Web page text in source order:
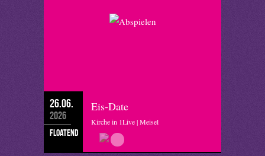
26.06.
2026
floatend
Eis-Date
Kirche in 1Live | Meisel